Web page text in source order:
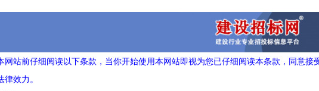
网站前仔细阅读以下条款，当你开始使用本网站即视为您已仔细阅读本条款，同意
效力。